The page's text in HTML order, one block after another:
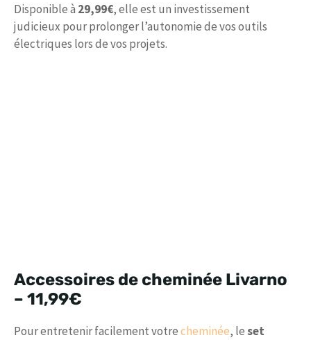
Disponible à 29,99€, elle est un investissement
judicieux pour prolonger l’autonomie de vos outils
électriques lors de vos projets.
Accessoires de cheminée Livarno
– 11,99€
Pour entretenir facilement votrecheminée, leset